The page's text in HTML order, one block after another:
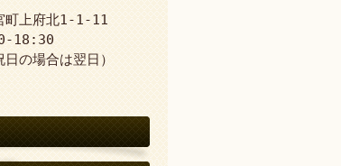
町上府北1-1-11
18:30
の場合は翌日）